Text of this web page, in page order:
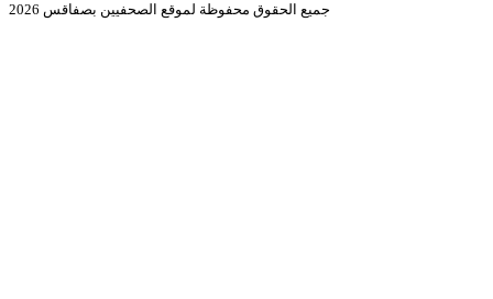
جميع الحقوق محفوظة لموقع الصحفيين بصفاقس 2026